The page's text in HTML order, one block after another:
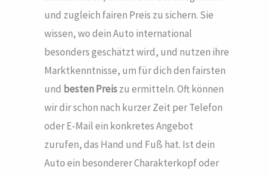
und zugleich fairen Preis zu sichern. Sie
wissen, wo dein Auto international
besonders geschätzt wird, und nutzen ihre
Marktkenntnisse, um für dich den fairsten
und besten Preiszu ermitteln. Oft können
wir dir schon nach kurzer Zeit per Telefon
oder E-Mail ein konkretes Angebot
zurufen, das Hand und Fuß hat. Ist dein
Auto ein besonderer Charakterkopf oder